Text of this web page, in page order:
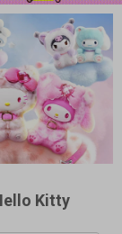
Kitty